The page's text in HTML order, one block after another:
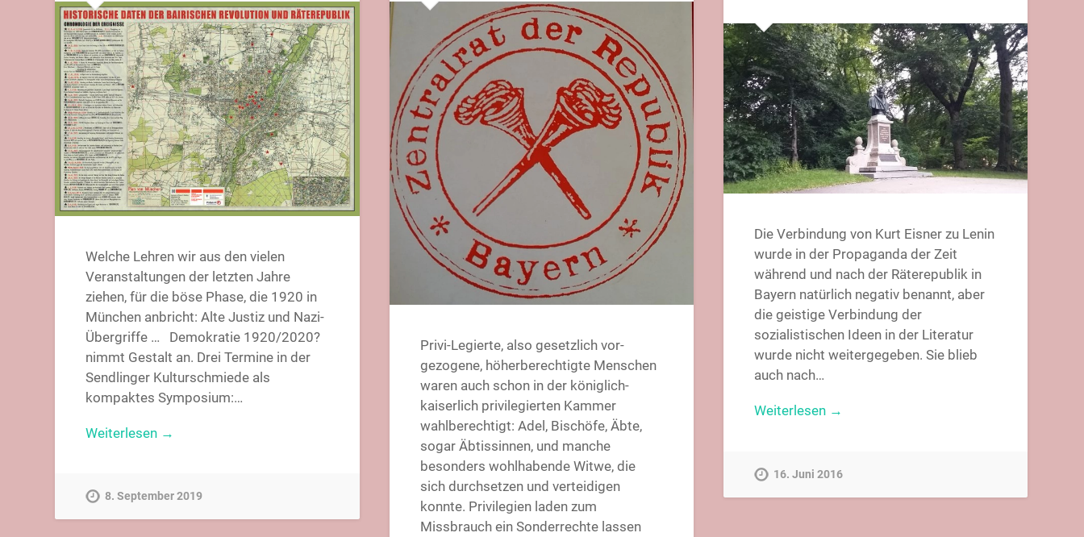
Welche Lehren wir aus den vielen
Veranstaltungen der letzten Jahre
ziehen, für die böse Phase, die 1920 in
München anbricht: Alte Justiz und Nazi-
Übergriffe … Demokratie 1920/2020?
nimmt Gestalt an. Drei Termine in der
Sendlinger Kulturschmiede als
kompaktes Symposium:…
Weiterlesen →
8. September 2019
Privi-Legierte, also gesetzlich vor-
gezogene, höherberechtigte Menschen
waren auch schon in der königlich-
kaiserlich privilegierten Kammer
wahlberechtigt: Adel, Bischöfe, Äbte,
sogar Äbtissinnen, und manche
besonders wohlhabende Witwe, die
sich durchsetzen und verteidigen
konnte. Privilegien laden zum
Missbrauch ein Sonderrechte lassen
Die Verbindung von Kurt Eisner zu Lenin
wurde in der Propaganda der Zeit
während und nach der Räterepublik in
Bayern natürlich negativ benannt, aber
die geistige Verbindung der
sozialistischen Ideen in der Literatur
wurde nicht weitergegeben. Sie blieb
auch nach…
Weiterlesen →
16. Juni 2016